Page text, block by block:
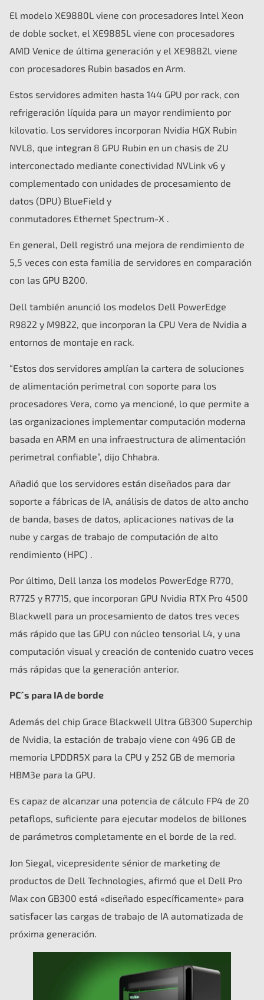
El modelo XE9880L viene con procesadores Intel Xeon
de doble socket, el XE9885L viene con procesadores
AMD Venice de última generación y el XE9882L viene
con procesadores Rubin basados ​​en Arm.
Estos servidores admiten hasta 144 GPU por rack, con
refrigeración líquida para un mayor rendimiento por
kilovatio. Los servidores incorporan Nvidia HGX Rubin
NVL8, que integran 8 GPU Rubin en un chasis de 2U
interconectado mediante conectividad NVLink v6 y
complementado con unidades de procesamiento de
datos (DPU) BlueField y
conmutadores Ethernet Spectrum-X .
En general, Dell registró una mejora de rendimiento de
5,5 veces con esta familia de servidores en comparación
con las GPU B200.
Dell también anunció los modelos Dell PowerEdge
R9822 y M9822, que incorporan la CPU Vera de Nvidia a
entornos de montaje en rack.
“Estos dos servidores amplían la cartera de soluciones
de alimentación perimetral con soporte para los
procesadores Vera, como ya mencioné, lo que permite a
las organizaciones implementar computación moderna
basada en ARM en una infraestructura de alimentación
perimetral confiable”, dijo Chhabra.
Añadió que los servidores están diseñados para dar
soporte a fábricas de IA, análisis de datos de alto ancho
de banda, bases de datos, aplicaciones nativas de la
nube y cargas de trabajo de computación de alto
rendimiento (HPC) .
Por último, Dell lanza los modelos PowerEdge R770,
R7725 y R7715, que incorporan GPU Nvidia RTX Pro 4500
Blackwell para un procesamiento de datos tres veces
más rápido que las GPU con núcleo tensorial L4, y una
computación visual y creación de contenido cuatro veces
más rápidas que la generación anterior.
PC´s para IA de borde
Además del chip Grace Blackwell Ultra GB300 Superchip
de Nvidia, la estación de trabajo viene con 496 GB de
memoria LPDDR5X para la CPU y 252 GB de memoria
HBM3e para la GPU.
Es capaz de alcanzar una potencia de cálculo FP4 de 20
petaflops, suficiente para ejecutar modelos de billones
de parámetros completamente en el borde de la red.
Jon Siegal, vicepresidente sénior de marketing de
productos de Dell Technologies, afirmó que el Dell Pro
Max con GB300 está «diseñado específicamente» para
satisfacer las cargas de trabajo de IA automatizada de
próxima generación.